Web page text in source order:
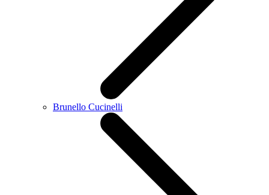
Brunello Cucinelli